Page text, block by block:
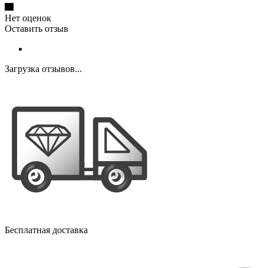
Нет оценок
Оставить отзыв
Загрузка отзывов...
Бесплатная доставка